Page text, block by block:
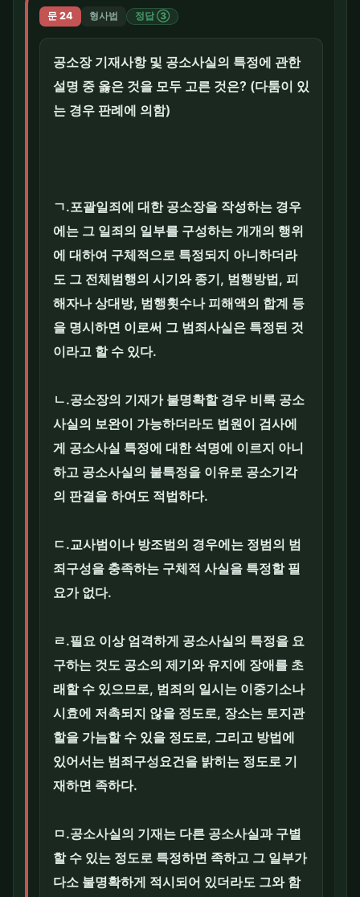
문 24 형사법 정답 ③
공소장 기재사항 및 공소사실의 특정에 관한
설명 중 옳은 것을 모두 고른 것은? (다툼이 있
는 경우 판례에 의함)
ㄱ.포괄일죄에 대한 공소장을 작성하는 경우
에는 그 일죄의 일부를 구성하는 개개의 행위
에 대하여 구체적으로 특정되지 아니하더라
도 그 전체범행의 시기와 종기, 범행방법, 피
해자나 상대방, 범행횟수나 피해액의 합계 등
을 명시하면 이로써 그 범죄사실은 특정된 것
이라고 할 수 있다.
ㄴ.공소장의 기재가 불명확할 경우 비록 공소
사실의 보완이 가능하더라도 법원이 검사에
게 공소사실 특정에 대한 석명에 이르지 아니
하고 공소사실의 불특정을 이유로 공소기각
의 판결을 하여도 적법하다.
ㄷ.교사범이나 방조범의 경우에는 정범의 범
죄구성을 충족하는 구체적 사실을 특정할 필
요가 없다.
ㄹ.필요 이상 엄격하게 공소사실의 특정을 요
구하는 것도 공소의 제기와 유지에 장애를 초
래할 수 있으므로, 범죄의 일시는 이중기소나
시효에 저촉되지 않을 정도로, 장소는 토지관
할을 가늠할 수 있을 정도로, 그리고 방법에
있어서는 범죄구성요건을 밝히는 정도로 기
재하면 족하다.
ㅁ.공소사실의 기재는 다른 공소사실과 구별
할 수 있는 정도로 특정하면 족하고 그 일부가
다소 불명확하게 적시되어 있더라도 그와 함